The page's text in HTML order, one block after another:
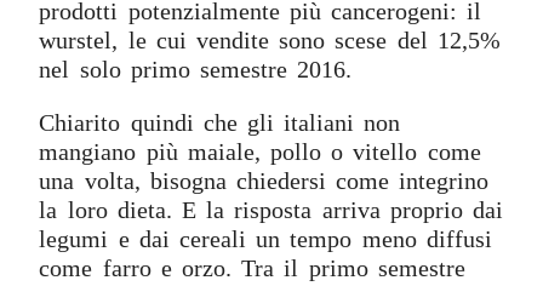
prodotti potenzialmente più cancerogeni: il
wurstel, le cui vendite sono scese del 12,5%
nel solo primo semestre 2016.
Chiarito quindi che gli italiani non
mangiano più maiale, pollo o vitello come
una volta, bisogna chiedersi come integrino
la loro dieta. E la risposta arriva proprio dai
legumi e dai cereali un tempo meno diffusi
come farro e orzo. Tra il primo semestre